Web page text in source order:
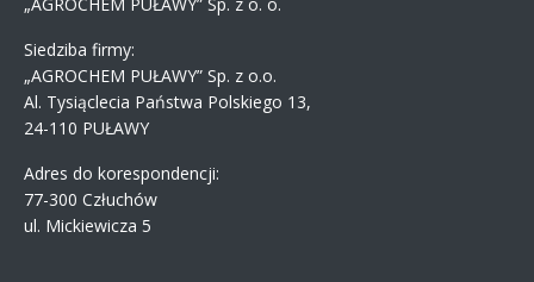
„AGROCHEM PUŁAWY” Sp. z o. o.
Siedziba firmy:
„AGROCHEM PUŁAWY” Sp. z o.o.
Al. Tysiąclecia Państwa Polskiego 13,
24-110 PUŁAWY
Adres do korespondencji:
77-300 Człuchów
ul. Mickiewicza 5